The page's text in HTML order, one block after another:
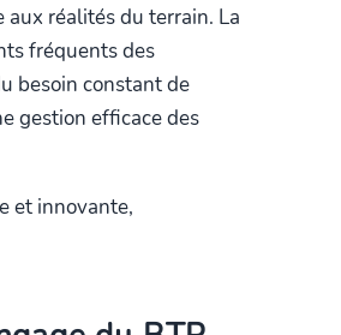
réalités du terrain. La
fréquents des
besoin constant de
gestion efficace des
et innovante,